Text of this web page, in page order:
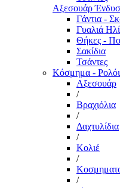
Αξεσουάρ
Γάντια -
Γυαλιά
Θήκες -
Σακίδια
Τσάντες
Κόσμημα - Ρολόι
Αξεσουάρ
/
Βραχιόλια
/
Δαχτυλίδια
/
Κολιέ
/
/